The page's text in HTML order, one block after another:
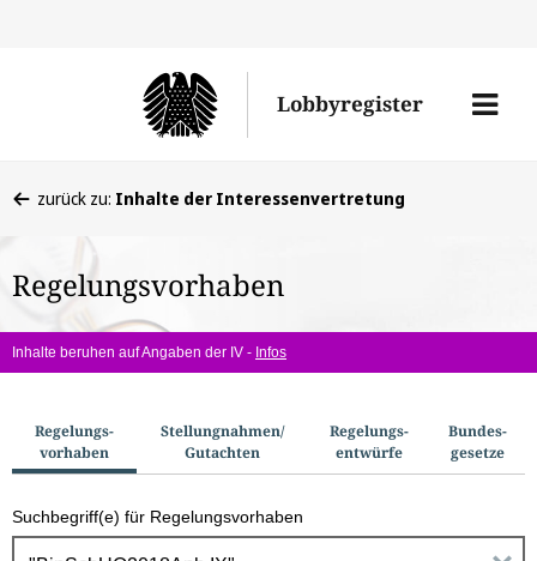
den
Lobbyregister
Menü
befinden
hier:
zurück zu: Inhalte der Interessenvertretung
Regelungsvorhaben
Inhalte beruhen auf Angaben der IV - Infos
u
c
h
Regelungs­
vorhaben
Stellungnahmen/​
Gutachten
Regelungs­
entwürfe
Bundes­
gesetze
Suchbegriff(e) für Regelungsvorhaben